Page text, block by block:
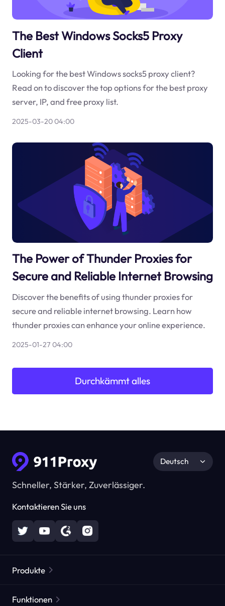
The Best Windows Socks5 Proxy
Client
Looking for the best Windows socks5 proxy client?
Read on to discover the top options for the best proxy
server, IP, and free proxy list.
2025-03-20 04:00
The Power of Thunder Proxies for
Secure and Reliable Internet Browsing
Discover the benefits of using thunder proxies for
secure and reliable internet browsing. Learn how
thunder proxies can enhance your online experience.
2025-01-27 04:00
Durchkämmt alles
Schneller, Stärker, Zuverlässiger.
Kontaktieren Sie uns
Deutsch
Produkte
Funktionen